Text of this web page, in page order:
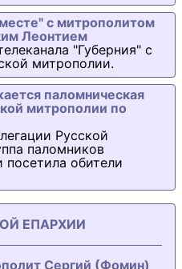
с митрополитом
Леонтием
"Губерния" с
митрополии.
паломническая
митрополии по
Русской
паломников
обители
ЕПАРХИИ
Сергий (Фомин)